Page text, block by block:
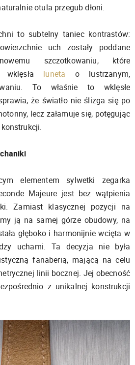
otula przegub dłoni.
to subtelny taniec kontrastów:
uch zostały poddane
szczotkowaniu, które
wklęsła luneta o lustrzanym,
To właśnie to wklęsłe
że światło nie ślizga się po
lecz załamuje się, potęgując
elementem sylwetki zegarka
Majeure jest bez wątpienia
Zamiast klasycznej pozycji na
ją na samej górze obudowy, na
głęboko i harmonijnie wcięta w
uchami. Ta decyzja nie była
fanaberią, mającą na celu
linii bocznej. Jej obecność
z unikalnej konstrukcji